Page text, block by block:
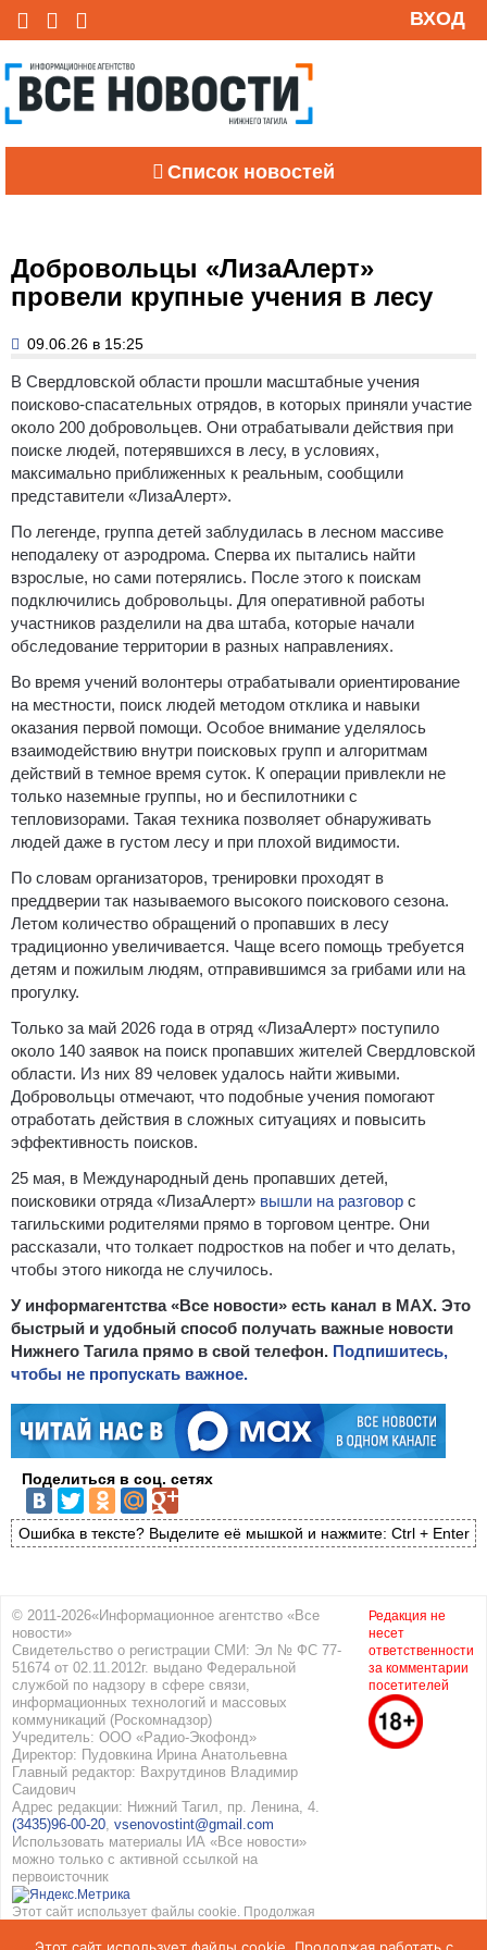
ВХОД
Список новостей
Добровольцы «ЛизаАлерт»
провели крупные учения в лесу
09.06.26 в 15:25
В Свердловской области прошли масштабные учения
поисково-спасательных отрядов, в которых приняли участие
около 200 добровольцев. Они отрабатывали действия при
поиске людей, потерявшихся в лесу, в условиях,
максимально приближенных к реальным, сообщили
представители «ЛизаАлерт».
По легенде, группа детей заблудилась в лесном массиве
неподалеку от аэродрома. Сперва их пытались найти
взрослые, но сами потерялись. После этого к поискам
подключились добровольцы. Для оперативной работы
участников разделили на два штаба, которые начали
обследование территории в разных направлениях.
Во время учений волонтеры отрабатывали ориентирование
на местности, поиск людей методом отклика и навыки
оказания первой помощи. Особое внимание уделялось
взаимодействию внутри поисковых групп и алгоритмам
действий в темное время суток. К операции привлекли не
только наземные группы, но и беспилотники с
тепловизорами. Такая техника позволяет обнаруживать
людей даже в густом лесу и при плохой видимости.
По словам организаторов, тренировки проходят в
преддверии так называемого высокого поискового сезона.
Летом количество обращений о пропавших в лесу
традиционно увеличивается. Чаще всего помощь требуется
детям и пожилым людям, отправившимся за грибами или на
прогулку.
Только за май 2026 года в отряд «ЛизаАлерт» поступило
около 140 заявок на поиск пропавших жителей Свердловской
области. Из них 89 человек удалось найти живыми.
Добровольцы отмечают, что подобные учения помогают
отработать действия в сложных ситуациях и повысить
эффективность поисков.
25 мая, в Международный день пропавших детей,
поисковики отряда «ЛизаАлерт» вышли на разговор с
тагильскими родителями прямо в торговом центре. Они
рассказали, что толкает подростков на побег и что делать,
чтобы этого никогда не случилось.
У информагентства «Все новости» есть канал в MAX. Это
быстрый и удобный способ получать важные новости
Нижнего Тагила прямо в свой телефон. Подпишитесь,
чтобы не пропускать важное.
Поделиться в соц. сетях
Ошибка в тексте? Выделите её мышкой и нажмите: Ctrl + Enter
© 2011-2026«Информационное агентство «Все
новости»
Свидетельство о регистрации СМИ: Эл № ФС 77-
51674 от 02.11.2012г. выдано Федеральной
службой по надзору в сфере связи,
информационных технологий и массовых
коммуникаций (Роскомнадзор)
Учредитель: ООО «Радио-Экофонд»
Директор: Пудовкина Ирина Анатольевна
Главный редактор: Вахрутдинов Владимир
Саидович
Адрес редакции: Нижний Тагил, пр. Ленина, 4.
(3435)96-00-20, vsenovostint@gmail.com
Использовать материалы ИА «Все новости»
можно только с активной ссылкой на
первоисточник
Этот сайт использует файлы cookie. Продолжая
Редакция не
несет
ответственности
за комментарии
посетителей